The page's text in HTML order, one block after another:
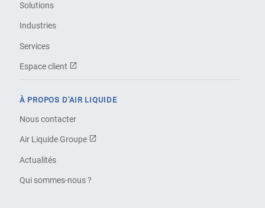
Solutions
Industries
Services
Espace client
À PROPOS D'AIR LIQUIDE
Nous contacter
Air Liquide Groupe
Actualités
Qui sommes-nous ?